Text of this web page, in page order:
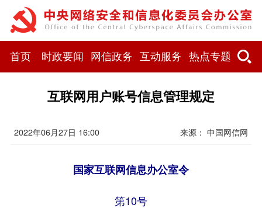
首页 时政要闻 网信政务 互动服务 热点专题
互联网用户账号信息管理规定
2022年06月27日 16:00 来源： 中国网信网
国家互联网信息办公室令
第10号